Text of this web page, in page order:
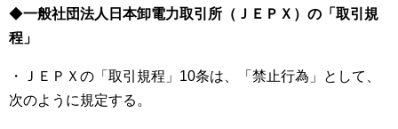
◆一般社団法人日本卸電力取引所（ＪＥＰＸ）の「取引規
程」
・ＪＥＰＸの「取引規程」10条は、「禁止行為」として、
次のように規定する。